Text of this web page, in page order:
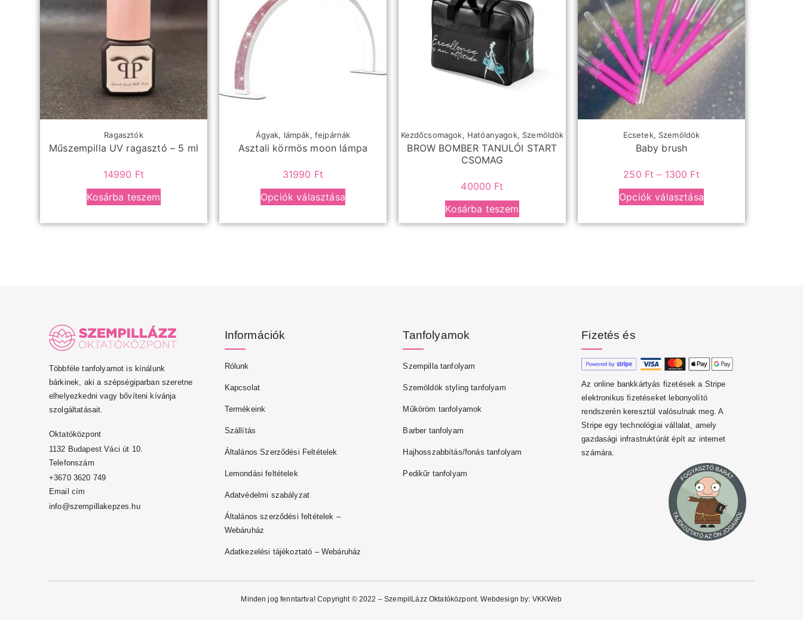
Ragasztók
Műszempilla UV ragasztó – 5 ml
14990 Ft
Kosárba teszem
Ágyak, lámpák, fejpárnák
Asztali körmös moon lámpa
31990 Ft
Opciók választása
Kezdőcsomagok, Hatóanyagok, Szemöldök
BROW BOMBER TANULÓI START
CSOMAG
40000 Ft
Kosárba teszem
Ecsetek, Szemöldök
Baby brush
250 Ft – 1300 Ft
Opciók választása
Többféle tanfolyamot is kínálunk
bárkinek, aki a szépségiparban szeretne
elhelyezkedni vagy bővíteni kívánja
szolgáltatásait.
Oktatóközpont
1132 Budapest Váci út 10.
Telefonszám
+3670 3620 749
Email cím
info@szempillakepzes.hu
Információk
Rólunk
Kapcsolat
Termékeink
Szállítás
Általános Szerződési Feltételek
Lemondási feltételek
Adatvédelmi szabályzat
Általános szerződési feltételek –
Webáruház
Adatkezelési tájékoztató – Webáruház
Tanfolyamok
Szempilla tanfolyam
Szemöldök styling tanfolyam
Műköröm tanfolyamok
Barber tanfolyam
Hajhosszabbítás/fonás tanfolyam
Pedikűr tanfolyam
Fizetés és
Az online bankkártyás fizetések a Stripe
elektronikus fizetéseket lebonyolító
rendszerén keresztül valósulnak meg. A
Stripe egy technológiai vállalat, amely
gazdasági infrastruktúrát épít az internet
számára.
Minden jog fenntartva! Copyright © 2022 – SzempilLázz Oktatóközpont. Webdesign by: VKKWeb